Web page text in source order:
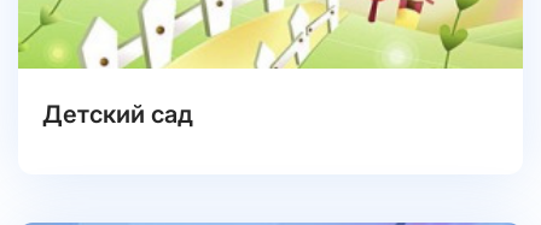
Детский сад